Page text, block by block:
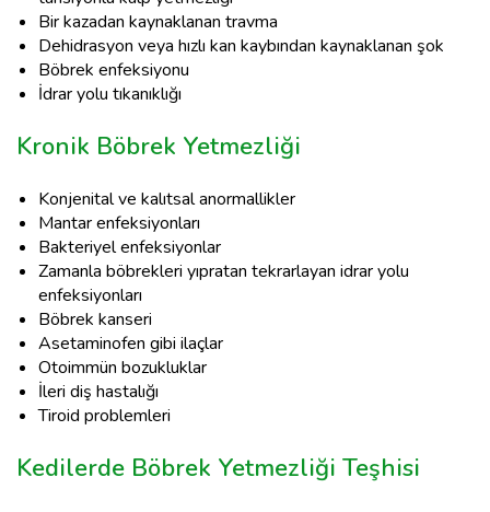
Bir kazadan kaynaklanan travma
Dehidrasyon veya hızlı kan kaybından kaynaklanan şok
Böbrek enfeksiyonu
İdrar yolu tıkanıklığı
Kronik Böbrek Yetmezliği
Konjenital ve kalıtsal anormallikler
Mantar enfeksiyonları
Bakteriyel enfeksiyonlar
Zamanla böbrekleri yıpratan tekrarlayan idrar yolu
enfeksiyonları
Böbrek kanseri
Asetaminofen gibi ilaçlar
Otoimmün bozukluklar
İleri diş hastalığı
Tiroid problemleri
Kedilerde Böbrek Yetmezliği Teşhisi